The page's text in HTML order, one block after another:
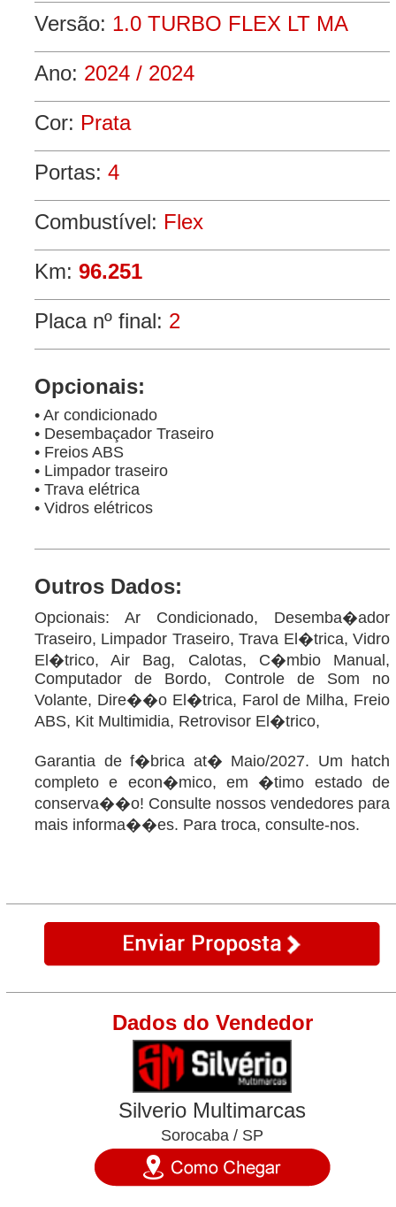
Versão: 1.0 TURBO FLEX LT MA
Ano: 2024 / 2024
Cor: Prata
Portas: 4
Combustível: Flex
Km: 96.251
Placa nº final: 2
Opcionais:
• Ar condicionado
• Desembaçador Traseiro
• Freios ABS
• Limpador traseiro
• Trava elétrica
• Vidros elétricos
Outros Dados:
Opcionais: Ar Condicionado, Desemba�ador
Traseiro, Limpador Traseiro, Trava El�trica, Vidro
El�trico, Air Bag, Calotas, C�mbio Manual,
Computador de Bordo, Controle de Som no
Volante, Dire��o El�trica, Farol de Milha, Freio
ABS, Kit Multimidia, Retrovisor El�trico,
Garantia de f�brica at� Maio/2027. Um hatch
completo e econ�mico, em �timo estado de
conserva��o! Consulte nossos vendedores para
mais informa��es. Para troca, consulte-nos.
Dados do Vendedor
Silverio Multimarcas
Sorocaba / SP